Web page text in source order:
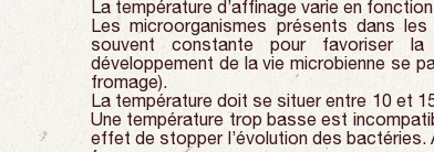
La température d’affinage varie en
Les microorganismes présents dans
souvent constante pour favoriser la
développement de la vie microbienne se
fromage).
La température doit se situer entre 10 et
Une température trop basse est
effet de stopper l’évolution des bactéries.